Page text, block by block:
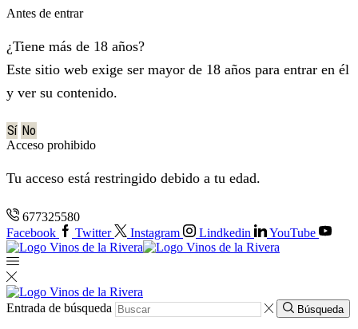
Antes de entrar
¿Tiene más de 18 años?
Este sitio web exige ser mayor de 18 años para entrar en él
y ver su contenido.
Sí No
Acceso prohibido
Tu acceso está restringido debido a tu edad.
677325580
Facebook
Twitter Instagram Lindkedin YouTube
Entrada de búsqueda Búsqueda